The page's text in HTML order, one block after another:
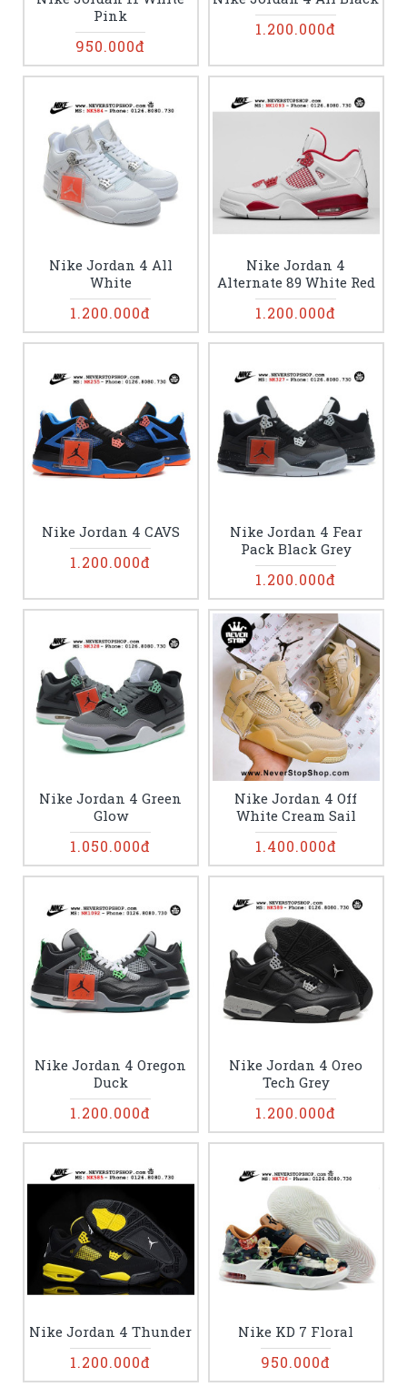
Pink
950.000đ
1.200.000đ
Nike Jordan 4 All
White
1.200.000đ
Nike Jordan 4
Alternate 89 White Red
1.200.000đ
Nike Jordan 4 CAVS
1.200.000đ
Nike Jordan 4 Fear
Pack Black Grey
1.200.000đ
Nike Jordan 4 Green
Glow
1.050.000đ
Nike Jordan 4 Off
White Cream Sail
1.400.000đ
Nike Jordan 4 Oregon
Duck
1.200.000đ
Nike Jordan 4 Oreo
Tech Grey
1.200.000đ
Nike Jordan 4 Thunder
1.200.000đ
Nike KD 7 Floral
950.000đ